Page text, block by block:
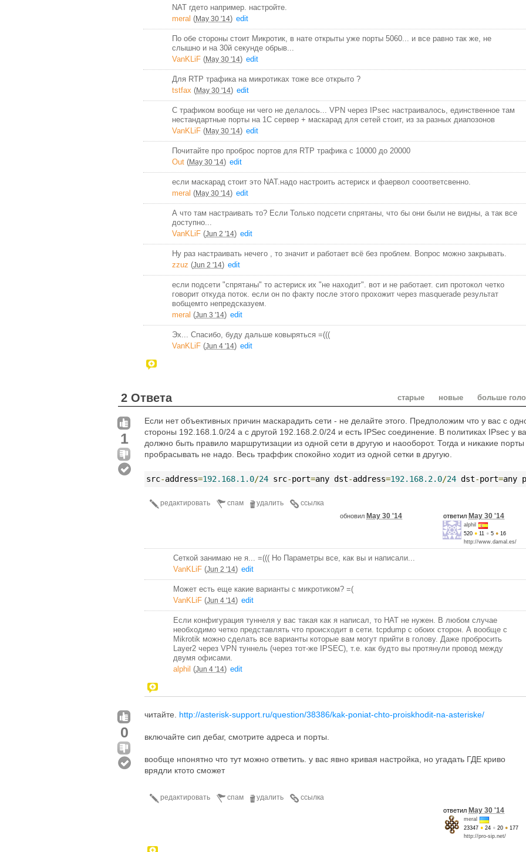
NAT гдето например. настройте.
meral (May 30 '14) edit
По обе стороны стоит Микротик, в нате открыты уже порты 5060... и все равно так же, не
слышно и на 30й секунде обрыв...
VanKLiF (May 30 '14) edit
Для RTP трафика на микротиках тоже все открыто ?
tstfax (May 30 '14) edit
С трафиком вообще ни чего не делалось... VPN через IPsec настраивалось, единственное там
нестандартные порты на 1С сервер + маскарад для сетей стоит, из за разных диапозонов
VanKLiF (May 30 '14) edit
Почитайте про проброс портов для RTP трафика с 10000 до 20000
Out (May 30 '14) edit
если маскарад стоит это NAT.надо настроить астериск и фаервол сооответсвенно.
meral (May 30 '14) edit
А что там настраивать то? Если Только подсети спрятаны, что бы они были не видны, а так все
доступно...
VanKLiF (Jun 2 '14) edit
Ну раз настраивать нечего , то значит и работает всё без проблем. Вопрос можно закрывать.
zzuz (Jun 2 '14) edit
если подсети "спрятаны" то астериск их "не находит". вот и не работает. сип протокол четко
говорит откуда поток. если он по факту после этого прохожит через masquerade результат
вобщемто непредсказуем.
meral (Jun 3 '14) edit
Эх... Спасибо, буду дальше ковыряться =(((
VanKLiF (Jun 4 '14) edit
2 Ответа старые новые больше
1
Если нет объективных причин маскарадить сети - не делайте этого. Предположим что у вас с
стороны 192.168.1.0/24 а с другой 192.168.2.0/24 и есть IPSec соединение. В политиках IPsec у
должно быть правило маршрутизации из одной сети в другую и наооборот. Тогда и никакие порты
пробрасывать не надо. Весь траффик спокойно ходит из одной сетки в другую.
src-address=192.168.1.0/24 src-port=any dst-address=192.168.2.0/24 dst-port=any
ссылка
удалить
спам
редактировать
ответил May 30 '14
alphil
520 ● 11 ● 5 ● 16
http://www.damal.es/
обновил May 30 '14
Сеткой занимаю не я... =((( Но Параметры все, как вы и написали...
VanKLiF (Jun 2 '14) edit
Может есть еще какие варианты с микротиком? =(
VanKLiF (Jun 4 '14) edit
Если конфигурация туннеля у вас такая как я написал, то НАТ не нужен. В любом случае
необходимо четко представлять что происходит в сети. tcpdump с обоих сторон. А вообще с
Mikrotik можно сделать все варианты которые вам могут прийти в голову. Даже пробросить
Layer2 через VPN туннель (через тот-же IPSEC), т.е. как будто вы протянули провод между
двумя офисами.
alphil (Jun 4 '14) edit
0
читайте. http://asterisk-support.ru/question/38386/kak-poniat-chto-proiskhodit-na-asteriske/
включайте сип дебаг, смотрите адреса и порты.
вообще нпонятно что тут можно ответить. у вас явно кривая настройка, но угадать ГДЕ криво
врядли ктото сможет
ссылка
удалить
спам
редактировать
ответил May 30 '14
meral
23347 ● 24 ● 20 ● 177
http://pro-sip.net/